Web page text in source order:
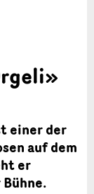
einer der
auf dem
er